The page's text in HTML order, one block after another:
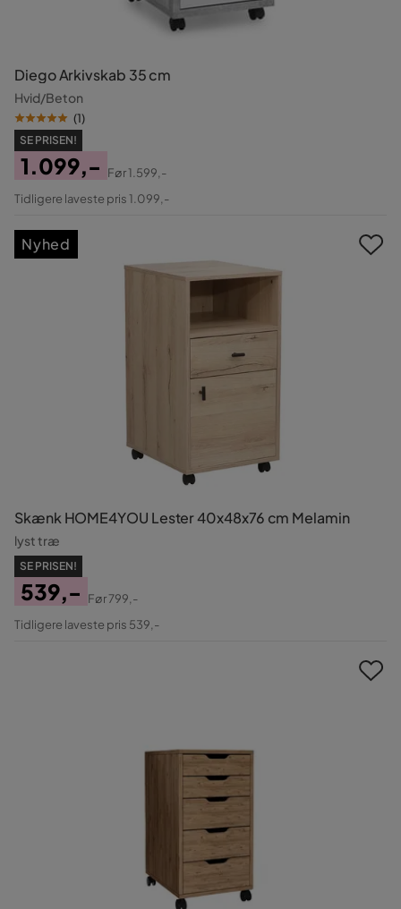
Diego Arkivskab 35 cm
Hvid/Beton
(1)
SE PRISEN!
Pris
1.099,-
Original
Før1.599,-
Tidligere laveste pris 1.099,-
Skænk HOME4YOU Lester 40x48x76 cm Melamin
lyst træ
SE PRISEN!
Pris
539,-
Original
Før799,-
Tidligere laveste pris 539,-
Nyhed